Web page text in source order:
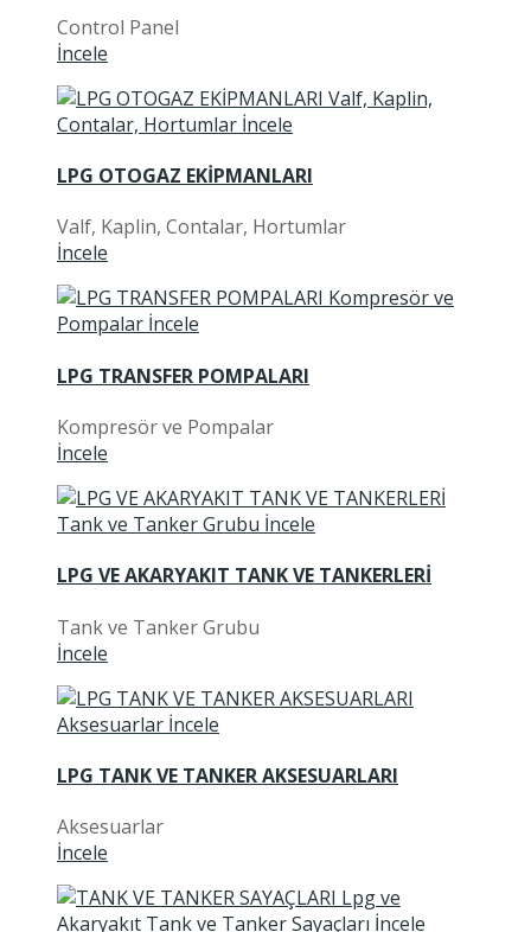
Control Panel
İncele
LPG OTOGAZ EKİPMANLARI
Valf, Kaplin, Contalar, Hortumlar
İncele
LPG TRANSFER POMPALARI
Kompresör ve Pompalar
İncele
LPG VE AKARYAKIT TANK VE TANKERLERİ
Tank ve Tanker Grubu
İncele
LPG TANK VE TANKER AKSESUARLARI
Aksesuarlar
İncele